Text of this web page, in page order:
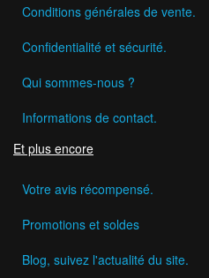
Conditions générales de vente.
Confidentialité et sécurité.
Qui sommes-nous ?
Informations de contact.
Et plus encore
Votre avis récompensé.
Promotions et soldes
Blog, suivez l'actualité du site.